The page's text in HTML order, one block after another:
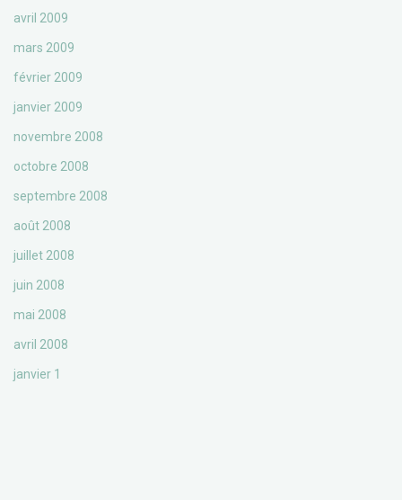
avril 2009
mars 2009
février 2009
janvier 2009
novembre 2008
octobre 2008
septembre 2008
août 2008
juillet 2008
juin 2008
mai 2008
avril 2008
janvier 1